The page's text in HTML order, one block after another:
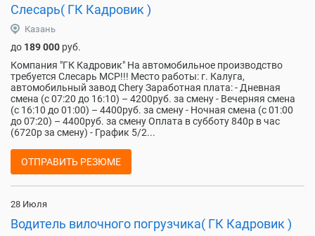
Слесарь( ГК Кадровик )
Казань
до 189 000 руб.
Компания "ГК Кадровик" На автомобильное производство
требуется Слесарь МСР!!! Место работы: г. Калуга,
автомобильный завод Chery Заработная плата: - Дневная
смена (с 07:20 до 16:10) – 4200руб. за смену - Вечерняя смена
(с 16:10 до 01:00) – 4400руб. за смену - Ночная смена (с 01:00
до 07:20) – 4400руб. за смену Оплата в субботу 840р в час
(6720р за смену) - График 5/2...
ОТПРАВИТЬ РЕЗЮМЕ
28 Июля
Водитель вилочного погрузчика( ГК Кадровик )